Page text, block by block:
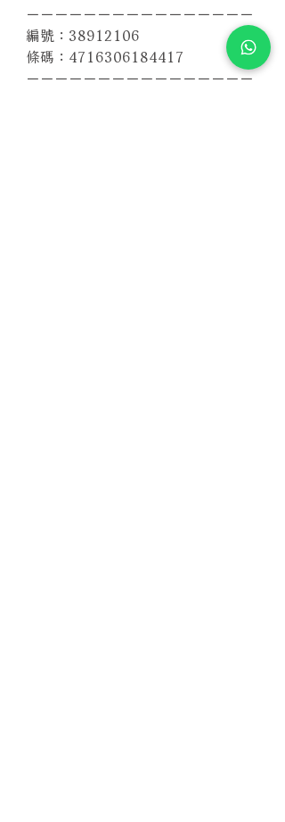
－－－－－－－－－－－－－－－－
編號：38912106
條碼：4716306184417
－－－－－－－－－－－－－－－－